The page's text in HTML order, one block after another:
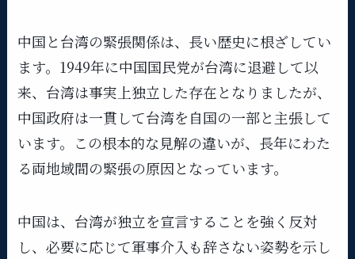
中国と台湾の緊張関係は、長い歴史に根ざしてい
ます。1949年に中国国民党が台湾に退避して以
来、台湾は事実上独立した存在となりましたが、
中国政府は一貫して台湾を自国の一部と主張して
います。この根本的な見解の違いが、長年にわた
る両地域間の緊張の原因となっています。
中国は、台湾が独立を宣言することを強く反対
し、必要に応じて軍事介入も辞さない姿勢を示し